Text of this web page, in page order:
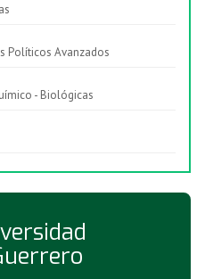
Políticos Avanzados
- Biológicas